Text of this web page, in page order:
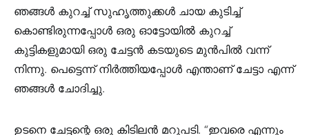
ഞങ്ങൾ കുറച്ച് സുഹൃത്തുക്കൾ ചായ കുടിച്ച്
കൊണ്ടിരുന്നപ്പോൾ ഒരു ഓട്ടോയിൽ കുറച്ച്
കുട്ടികളുമായി ഒരു ചേട്ടൻ കടയുടെ മുൻപിൽ വന്ന്
നിന്നു. പെട്ടെന്ന് നിർത്തിയപ്പോൾ എന്താണ് ചേട്ടാ എന്ന്
ഞങ്ങൾ ചോദിച്ചു.
ഉടനെ ചേട്ടന്റെ ഒരു കിടിലൻ മറുപടി. “ഇവരെ എന്നും